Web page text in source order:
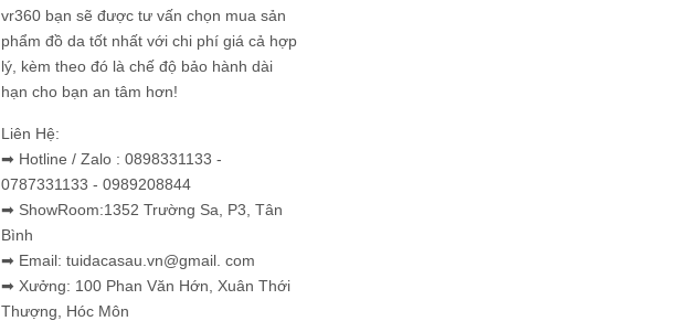
vr360 bạn sẽ được tư vấn chọn mua sản
phẩm đồ da tốt nhất với chi phí giá cả hợp
lý, kèm theo đó là chế độ bảo hành dài
hạn cho bạn an tâm hơn!
Liên Hệ:
➡ Hotline / Zalo : 0898331133 -
0787331133 - 0989208844
➡ ShowRoom:1352 Trường Sa, P3, Tân
Bình
➡ Email: tuidacasau.vn@gmail. com
➡ Xưởng: 100 Phan Văn Hớn, Xuân Thới
Thượng, Hóc Môn